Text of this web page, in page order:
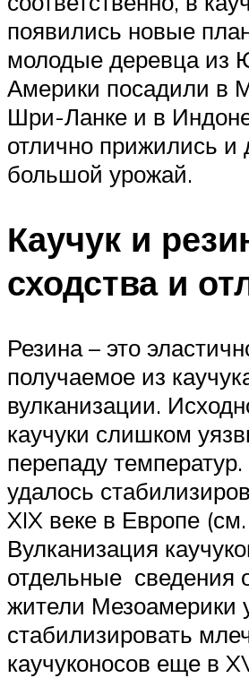
появились новые
молодые деревца из
Америки посадили в
Шри-Ланке и в
отлично прижились и
большой урожай.
Каучук и
сходства и
Резина – это
получаемое из
вулканизации.
каучуки слишком
перепаду
удалось
XIX веке в Европе (см.
Вулканизация
отдельные сведения
жители Мезоамерики
стабилизировать
каучуконосов еще в